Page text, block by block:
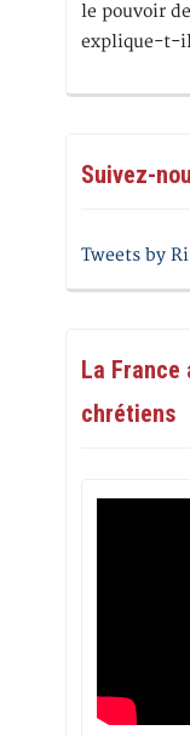
le pouvoir
explique-t-
Suivez-
Tweets by
La
chrétiens